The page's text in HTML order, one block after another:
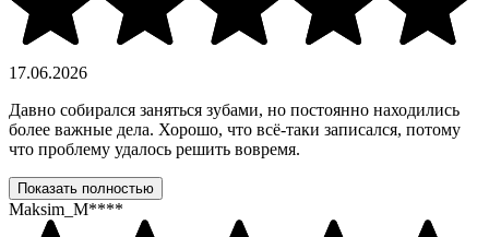
17.06.2026
Давно собирался заняться зубами, но постоянно находились
более важные дела. Хорошо, что всё-таки записался, потому
что проблему удалось решить вовремя.
Показать полностью
Maksim_M****